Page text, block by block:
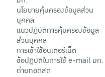
นโยบายคุ้มครองข้อมูลส่วน
บุคคล
แนวปฏิบัติการคุ้มครองข้อมูล
ส่วนบุคคล
การเข้าใช้อินเตอร์เน็ต
ข้อปฏิบัติในการใช้ e-mail มก.
ถ่ายทอดสด